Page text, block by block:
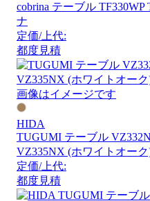
cobrina テーブル TF330WP
ナ
定価/上代:
都度見積
画像はイメージです
HIDA
TUGUMI テーブル
VZ335NX (ホワイトオーク
定価/上代:
都度見積